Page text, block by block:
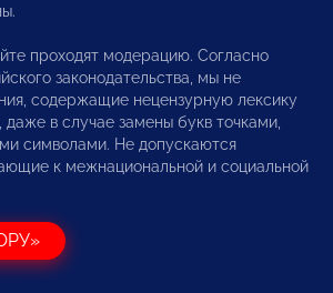
проходят модерацию. Согласно
законодательства, мы не
содержащие нецензурную лексику
в случае замены букв точками,
символами. Не допускаются
к межнациональной и социальной